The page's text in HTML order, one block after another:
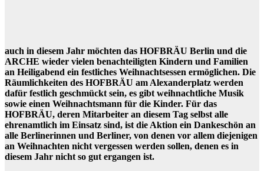
auch in diesem Jahr möchten das HOFBRÄU Berlin und die
ARCHE wieder vielen benachteiligten Kindern und Familien
an Heiligabend ein festliches Weihnachtsessen ermöglichen. Die
Räumlichkeiten des HOFBRÄU am Alexanderplatz werden
dafür festlich geschmückt sein, es gibt weihnachtliche Musik
sowie einen Weihnachtsmann für die Kinder. Für das
HOFBRÄU, deren Mitarbeiter an diesem Tag selbst alle
ehrenamtlich im Einsatz sind, ist die Aktion ein Dankeschön an
alle Berlinerinnen und Berliner, von denen vor allem diejenigen
an Weihnachten nicht vergessen werden sollen, denen es in
diesem Jahr nicht so gut ergangen ist.